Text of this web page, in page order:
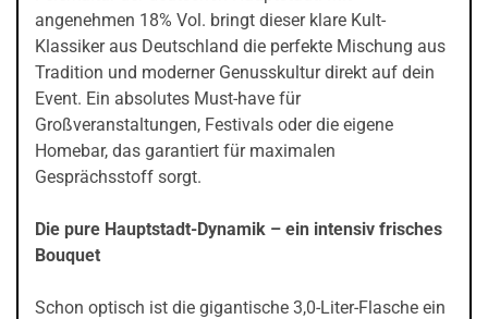
angenehmen 18% Vol. bringt dieser klare Kult-
Klassiker aus Deutschland die perfekte Mischung aus
Tradition und moderner Genusskultur direkt auf dein
Event. Ein absolutes Must-have für
Großveranstaltungen, Festivals oder die eigene
Homebar, das garantiert für maximalen
Gesprächsstoff sorgt.
Die pure Hauptstadt-Dynamik – ein intensiv frisches
Bouquet
Schon optisch ist die gigantische 3,0-Liter-Flasche ein